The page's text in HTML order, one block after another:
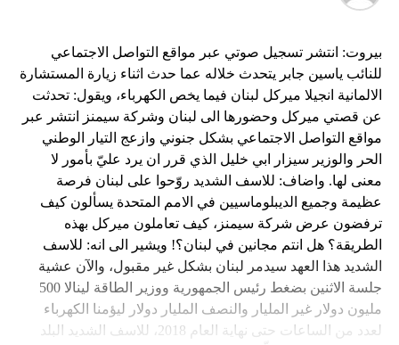
بيروت: انتشر تسجيل صوتي عبر مواقع التواصل الاجتماعي
للنائب ياسين جابر يتحدث خلاله عما حدث اثناء زيارة المستشارة
الالمانية انجيلا ميركل لبنان فيما يخص الكهرباء، ويقول: تحدثت
عن قصتي ميركل وحضورها الى لبنان وشركة سيمنز انتشر عبر
مواقع التواصل الاجتماعي بشكل جنوني وازعج التيار الوطني
الحر والوزير سيزار ابي خليل الذي قرر ان يرد عليّ بأمور لا
معنى لها. واضاف: للاسف الشديد روّحوا على لبنان فرصة
عظيمة وجميع الديبلوماسيين في الامم المتحدة يسألون كيف
ترفضون عرض شركة سيمنز، كيف تعاملون ميركل بهذه
الطريقة؟ هل انتم مجانين في لبنان؟! ويشير الى انه: للاسف
الشديد هذا العهد سيدمر لبنان بشكل غير مقبول، والآن عشية
جلسة الاثنين بضغط رئيس الجمهورية ووزير الطاقة لينالا 500
مليون دولار غير المليار والنصف المليار دولار ليؤمنا الكهرباء
لعدد من الساعات حتى نهاية العام 2018، للاسف الشديد البلد